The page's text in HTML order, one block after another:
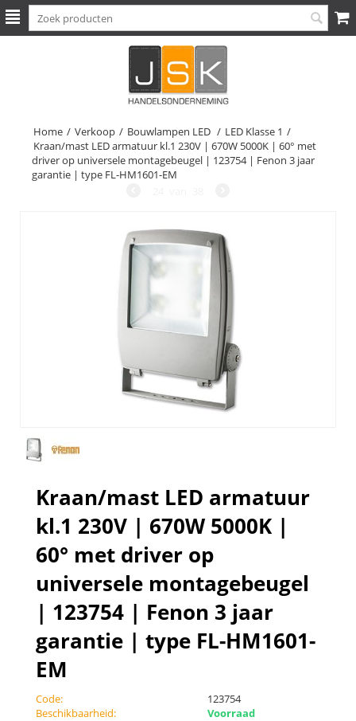
Home / Verkoop / Bouwlampen LED / LED Klasse 1 /
Kraan/mast LED armatuur kl.1 230V | 670W 5000K | 60° met
driver op universele montagebeugel | 123754 | Fenon 3 jaar
garantie | type FL-HM1601-EM
Kraan/mast LED armatuur
kl.1 230V | 670W 5000K |
60° met driver op
universele montagebeugel
| 123754 | Fenon 3 jaar
garantie | type FL-HM1601-
EM
Code:
123754
Beschikbaarheid:
Voorraad